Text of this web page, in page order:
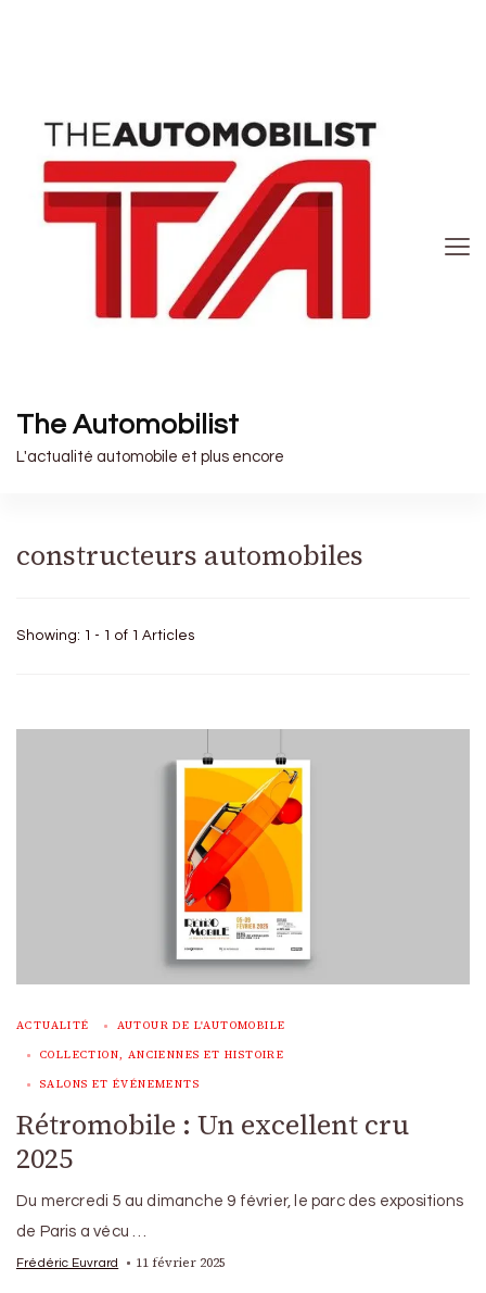
The Automobilist
L'actualité automobile et plus encore
constructeurs automobiles
Showing: 1 - 1 of 1 Articles
ACTUALITÉ AUTOUR DE L'AUTOMOBILE
COLLECTION, ANCIENNES ET HISTOIRE
SALONS ET ÉVÉNEMENTS
Rétromobile : Un excellent cru
2025
Du mercredi 5 au dimanche 9 février, le parc des expositions
de Paris a vécu …
Frédéric Euvrard 11 février 2025